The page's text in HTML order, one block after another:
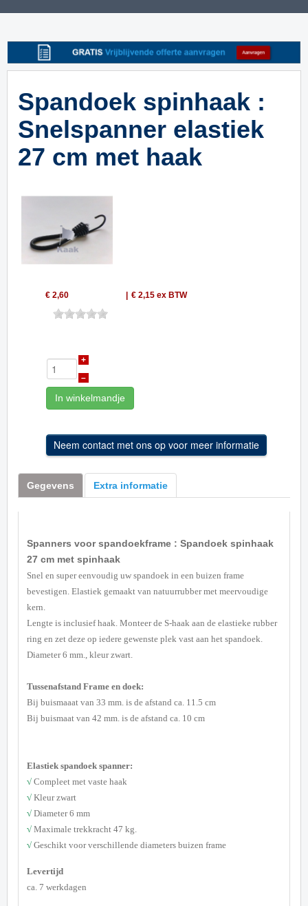
Spandoek spinhaak :
Snelspanner elastiek
27 cm met haak
€ 2,60 € 2,15 ex BTW
+
–
In winkelmandje
Gegevens Extra informatie
Spanners voor spandoekframe : Spandoek spinhaak
27 cm met spinhaak
Snel en super eenvoudig uw spandoek in een buizen frame
bevestigen. Elastiek gemaakt van natuurrubber met meervoudige
kern.
Lengte is inclusief haak. Monteer de S-haak aan de elastieke rubber
ring en zet deze op iedere gewenste plek vast aan het spandoek.
Diameter 6 mm., kleur zwart.
Tussenafstand Frame en doek:
Bij buismaaat van 33 mm. is de afstand ca. 11.5 cm
Bij buismaat van 42 mm. is de afstand ca. 10 cm
Elastiek spandoek spanner:
√ Compleet met vaste haak
√ Kleur zwart
√ Diameter 6 mm
√ Maximale trekkracht 47 kg.
√ Geschikt voor verschillende diameters buizen frame
Levertijd
ca. 7 werkdagen